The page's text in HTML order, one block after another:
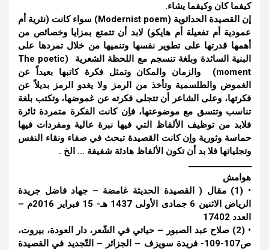
كيفما كان وكيفما يشاء.
إن القصيدة الحداثوية (Modernist poem) سواء كانت (نثرية أم
عمودية أم تفعيلة أم هايكو) لابد أن تتمتع بمزايا وخصائص من
أهمها قدرتها على تطوير نفسها وتنميها من خلال تمردها على
البنية السائدة وبلغة تنسجم مع اللحظة الشعرية (The poetic
moment) والزمان والمكان وتمثل فكرة كاتبها بعيداً عن
الغموض والطلسمية وتأخذ من الرمز ولا يغدو الرمز بديلاً عن
فكرتها، وعلى الشاعر أن تتجلى فكرته عن غموضها، وتكتب بلغة
تناسب وتتسق مع موضوعتها، فاِن كانت الفكرة متمردة ثائرة
فلابد من توظيف الألفاظ التي فيها نبرة عالية ومفردات فيها
حماسة وثورية واِن كانت القصيدة تبحث في صفاء ونقاء النفس
وتجلياتها فلا بد أن تكون الألفاظ هادئة شفيفة … الخ .
ــــــــــــــــــــــــــ
هوامش
• (1) مقال ( القصيدة الحديثة غامضة – جهاد فاضل جريدة
الرياض الاثنين 6 جمادى الأولى 1437 هـ- 15 فبراير 2016م –
العدد 17402
• (2) صلاح عبد الصبور – حياتي في الشّعر، دار العودة، بيروت،
ص107-109- فريدة سويزف – الجزائر – التّجديد في القصيدة